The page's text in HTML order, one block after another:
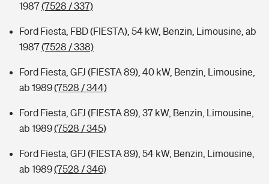
1987(7528 / 337)
Ford Fiesta, FBD (FIESTA), 54 kW, Benzin, Limousine, ab
1987(7528 / 338)
Ford Fiesta, GFJ (FIESTA 89), 40 kW, Benzin, Limousine,
ab 1989(7528 / 344)
Ford Fiesta, GFJ (FIESTA 89), 37 kW, Benzin, Limousine,
ab 1989(7528 / 345)
Ford Fiesta, GFJ (FIESTA 89), 54 kW, Benzin, Limousine,
ab 1989(7528 / 346)